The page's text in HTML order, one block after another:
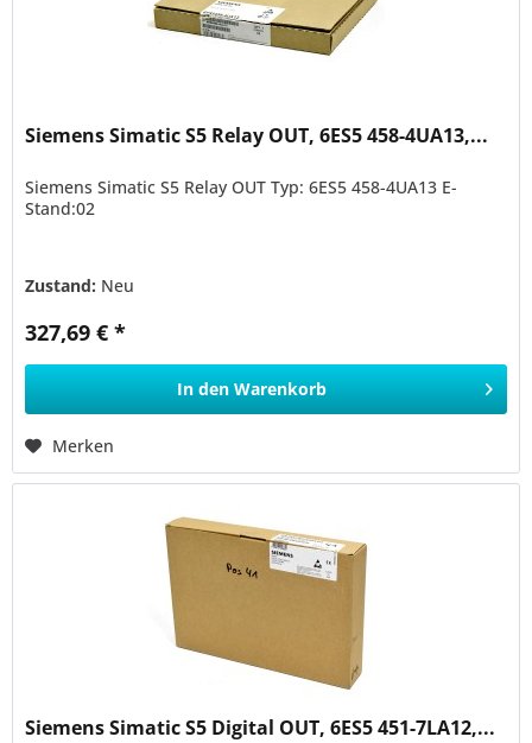
Siemens Simatic S5 Relay OUT, 6ES5 458-4UA13,...
Siemens Simatic S5 Relay OUT Typ: 6ES5 458-4UA13 E-
Stand:02
Zustand: Neu
327,69 € *
In den Warenkorb
Merken
Siemens Simatic S5 Digital OUT, 6ES5 451-7LA12,...